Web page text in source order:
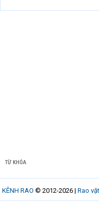
TỪ KHÓA
KÊNH RAO © 2012-2026 | Rao